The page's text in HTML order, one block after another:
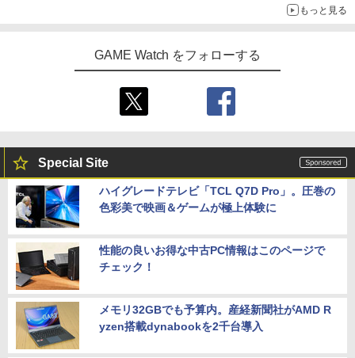
もっと見る
GAME Watch をフォローする
Special Site
ハイグレードテレビ「TCL Q7D Pro」。圧巻の
色彩美で映画＆ゲームが極上体験に
性能の良いお得な中古PC情報はこのページで
チェック！
メモリ32GBでも予算内。産経新聞社がAMD R
yzen搭載dynabookを2千台導入